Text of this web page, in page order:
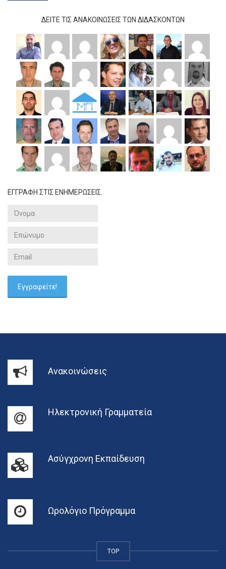
ΔΕΊΤΕ ΤΙΣ ΑΝΑΚΟΙΝΏΣΕΙΣ ΤΩΝ ΔΙΔΆΣΚΟΝΤΩΝ
ΕΓΓΡΑΦΗ ΣΤΙΣ ΕΝΗΜΕΡΩΣΕΙΣ.
Ανακοινώσεις
Ηλεκτρονική Γραμματεία
Ασύγχρονη Εκπαίδευση
Ωρολόγιο Πρόγραμμα
TOP